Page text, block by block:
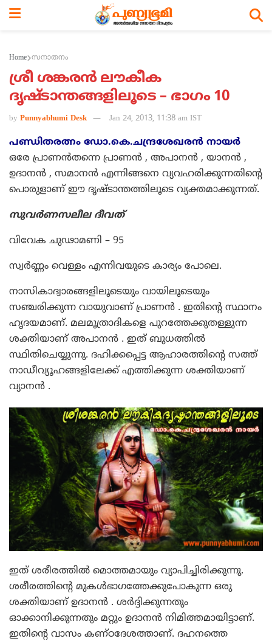
Home സനാതനം
ശ്രീ ശങ്കരന്‍ ലൗകീക
ദൃഷ്ടാന്തങ്ങളിലൂടെ – ഭാഗം 10
by Punnyabhumi Desk Jan 24, 2013, 11:38 am IST
പണ്ഡിതരത്നം ഡോ.കെ.ചന്ദ്രശേഖരന്‍ നായര്‍
ഒരേ പ്രാണന്‍തന്നെ പ്രാണന്‍ , അപാനന്‍ , യാനന്‍ ,
ഉദാനന്‍ , സമാനന്‍ എന്നിങ്ങനെ വ്യവഹരിക്കുന്നതിന്റെ
പൊരുളാണ് ഈ ദൃഷ്ടാന്തത്തിലൂടെ വ്യക്തമാക്കുന്നത്.
സുവര്‍ണസലീല ദീവത്
വിവേക ചു‍ഢാമണി – 95
സ്വര്‍ണ്ണം വെള്ളം എന്നിവയുടെ കാര്യം പോലെ.
നാസികാദ്വാരങ്ങളിലൂടെയും വായിലൂടെയും
സഞ്ചരിക്കുന്ന വായുവാണ് പ്രാണന്‍ . ഇതിന്റെ സ്ഥാനം
ഹൃദയമാണ്. മലമൂത്രാദികളെ പുറത്തേക്കുതള്ളുന്ന
ശക്തിയാണ് അപാനന്‍ . ഇത് ബുധത്തില്‍
സ്ഥിതിചെയ്യുന്നു. ദഹിക്കപ്പെട്ട ആഹാരത്തിന്റെ സത്ത്
നാഡീവ്യൂഹങ്ങളിലേക്ക് എത്തിക്കുന്ന ശക്തിയാണ്
വ്യാനന്‍ .
ഇത് ശരീരത്തില്‍ മൊത്തമായും വ്യാപിച്ചിരിക്കുന്നു.
ശരീരത്തിന്റെ മുകള്‍ഭാഗത്തേക്കുപോകുന്ന ഒരു
ശക്തിയാണ് ഉദാനന്‍ . ശര്‍ദ്ദിക്കുന്നതും
ഓക്കാനിക്കുന്നതും മറ്റും ഉദാനന്‍ നിമിത്തമായിട്ടാണ്.
ഇതിന്റെ വാസം കണ്ഠദേശത്താണ്. ദഹനത്തെ